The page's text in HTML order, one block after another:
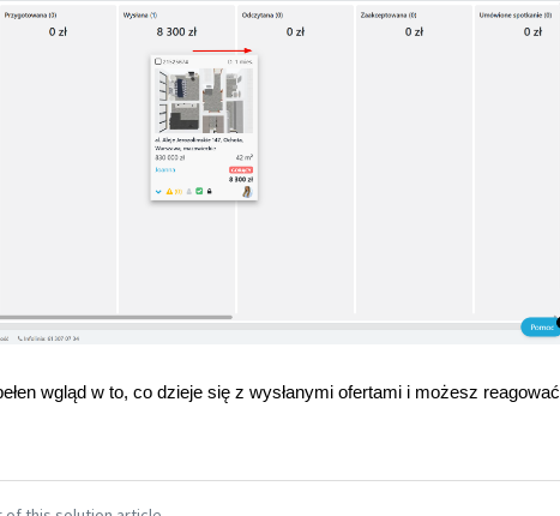
wgląd w to, co dzieje się z wysłanymi ofertami i możesz reagować